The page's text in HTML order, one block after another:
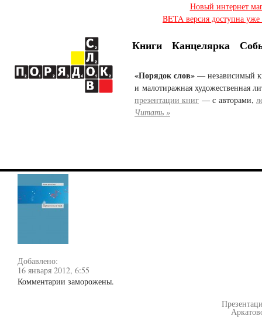
Новый интернет
BETA версия доступна
Книги Канцелярка
«Порядок слов» — независимый
и малотиражная художественная
презентации книг — с авторами,
Читать »
Добавлено:
16 января 2012, 6:55
Комментарии заморожены.